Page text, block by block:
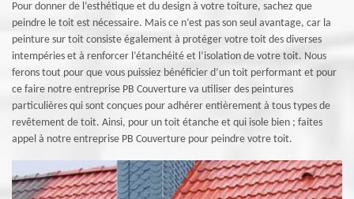
Pour donner de l’esthétique et du design à votre toiture, sachez que
peindre le toit est nécessaire. Mais ce n’est pas son seul avantage, car la
peinture sur toit consiste également à protéger votre toit des diverses
intempéries et à renforcer l’étanchéité et l’isolation de votre toit. Nous
ferons tout pour que vous puissiez bénéficier d’un toit performant et pour
ce faire notre entreprise PB Couverture va utiliser des peintures
particulières qui sont conçues pour adhérer entièrement à tous types de
revêtement de toit. Ainsi, pour un toit étanche et qui isole bien ; faites
appel à notre entreprise PB Couverture pour peindre votre toit.